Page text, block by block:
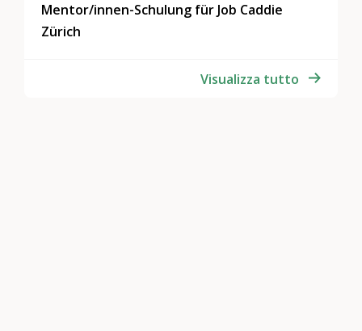
Mentor/innen-Schulung für Job Caddie
Zürich
Visualizza tutto